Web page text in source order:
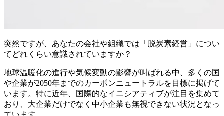
突然ですが、あなたの会社や組織では「脱炭素経営」につい
てどれくらい意識されていますか？
地球温暖化の進行や気候変動の影響が叫ばれる中、多くの国
や企業が2050年までのカーボンニュートラルを目標に掲げて
います。特に近年、国際的なイニシアティブが注目を集めて
おり、大企業だけでなく中小企業も無視できない状況となっ
ています。